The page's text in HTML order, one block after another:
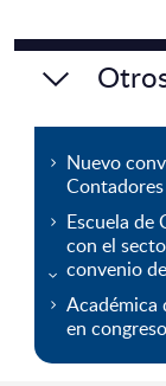
Nuevo
Escuela de
con el
convenio
Académica
en